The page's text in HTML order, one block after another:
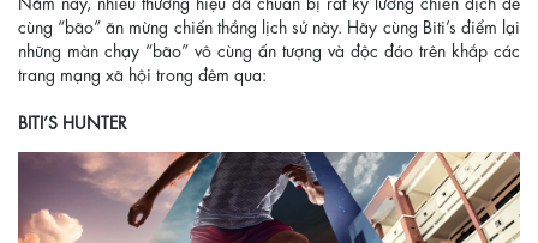
cùng “bão” ăn mừng chiến thắng lịch sử này. Hãy cùng Biti’s điểm lại
những màn chạy “bão” vô cùng ấn tượng và độc đáo trên khắp các
trang mạng xã hội trong đêm qua:
BITI’S HUNTER